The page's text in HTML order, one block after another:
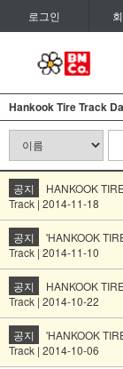
로그인
Hankook Tire Track
공지
HANKOOK
Track | 2014-11-18
공지
'HANKOOK
Track | 2014-11-10
공지
HANKOOK
Track | 2014-10-22
공지
'HANKOOK
Track | 2014-10-06